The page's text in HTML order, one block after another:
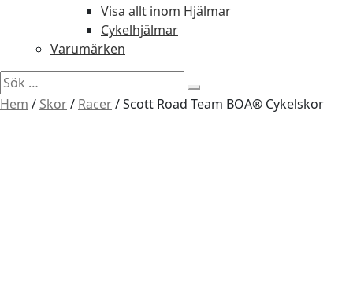
Visa allt inom Hjälmar
Cykelhjälmar
Varumärken
Sök
efter:
Hem / Skor/ Racer/Scott Road Team BOA® Cykelskor